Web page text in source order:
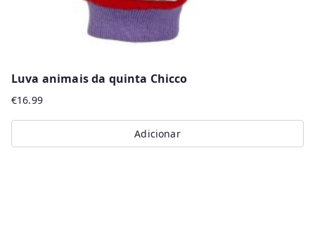
Luva animais da quinta Chicco
€16.99
Adicionar